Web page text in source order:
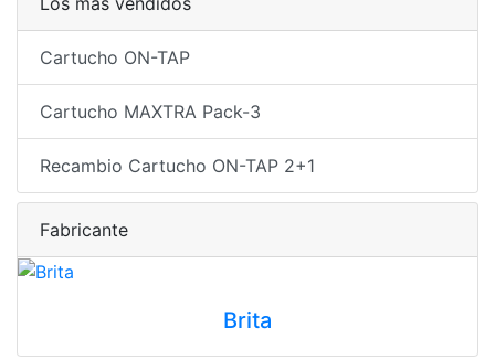
Cartucho ON-TAP
Cartucho MAXTRA Pack-3
Recambio Cartucho ON-TAP 2+1
Fabricante
Brita